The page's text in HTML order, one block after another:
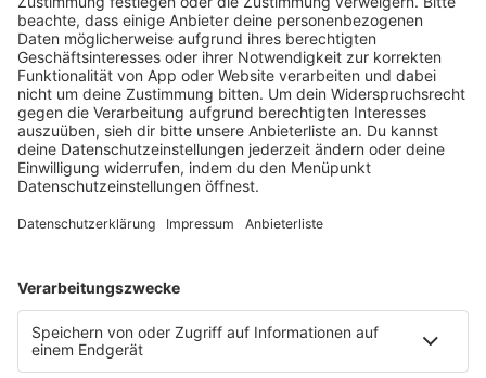
HOME
RADIOS
barba radio
Lagerfeuer
Füße hoch
Schmusekatze
Song Contest
Mädelsabend
Ich hasse Sport
Sonntag Morgen
Strandbar
Putzfimmel